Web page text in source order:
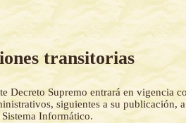
transitorias
Decreto Supremo entrará en vigencia
siguientes a su publicación,
Informático.